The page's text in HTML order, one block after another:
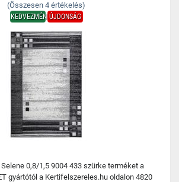
(Összesen 4 értékelés)
KEDVEZMÉNYÚJDONSÁG
Selene 0,8/1,5 9004 433 szürke terméket a
gyártótól a Kertifelszereles.hu oldalon 4820